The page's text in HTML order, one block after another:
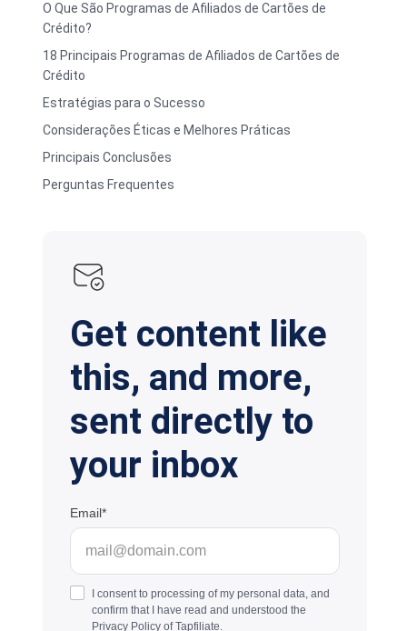
O Que São Programas de Afiliados de Cartões de
Crédito?
18 Principais Programas de Afiliados de Cartões de
Crédito
Estratégias para o Sucesso
Considerações Éticas e Melhores Práticas
Principais Conclusões
Perguntas Frequentes
Get content like
this, and more,
sent directly to
your inbox
Email
I consent to processing of my personal data, and
confirm that I have read and understood the
Privacy Policyof Tapfiliate.